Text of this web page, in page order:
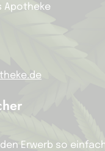
Apotheke
Erwerb so